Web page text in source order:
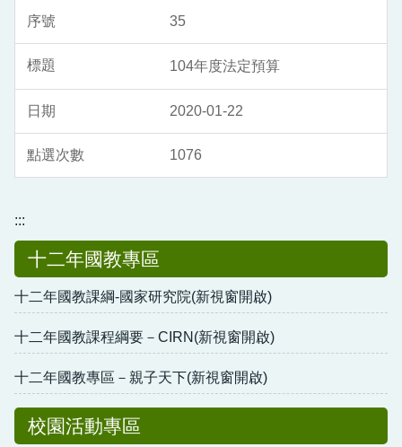
35
104年度法定預算
2020-01-22
1076
:::
十二年國教專區
十二年國教課綱-國家研究院(新視窗開啟)
十二年國教課程綱要－CIRN(新視窗開啟)
十二年國教專區－親子天下(新視窗開啟)
校園活動專區